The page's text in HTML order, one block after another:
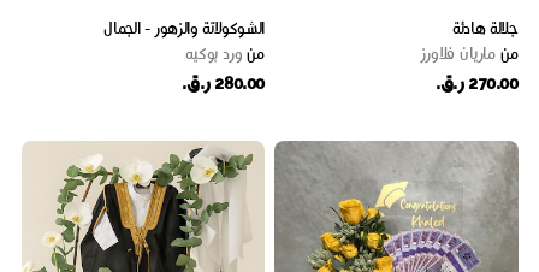
جلالة هادئة
من ماریان فلاورز
270.00 ر.ق.
الشوكولاتة والزهور - الجمال
منورد بوكيه
280.00 ر.ق.